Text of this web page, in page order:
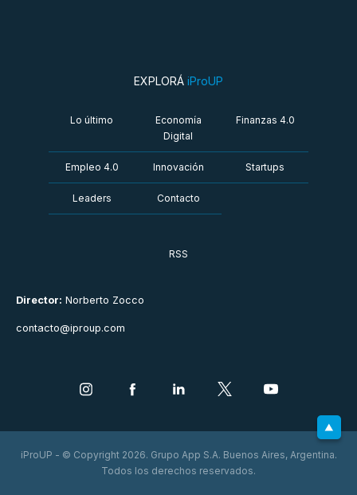
Director: Norberto Zocco
contacto@iproup.com
EXPLORÁ iProUP
Lo último
Economía
Digital
Finanzas 4.0
Empleo 4.0 Innovación Startups
Leaders Contacto
RSS
iProUP - © Copyright 2026. Grupo App S.A. Buenos Aires, Argentina.
Todos los derechos reservados.